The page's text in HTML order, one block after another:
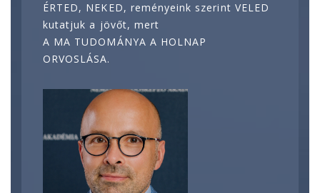
ÉRTED, NEKED, reményeink szerint VELED
kutatjuk a jövőt, mert
A MA TUDOMÁNYA A HOLNAP
ORVOSLÁSA.